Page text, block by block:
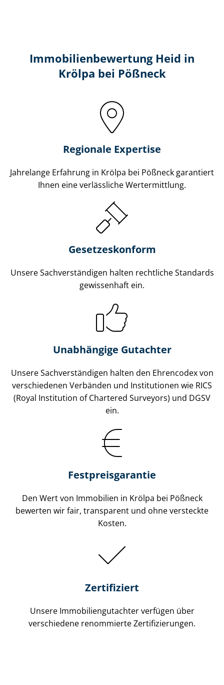
Immobilien­bewertung Heid in
Krölpa bei Pößneck
Regionale Expertise
Jahrelange Erfahrung in Krölpa bei Pößneck garantiert
Ihnen eine verlässliche Wertermittlung.
Gesetzes­konform
Unsere Sach­ver­stän­di­gen halten rechtliche Standards
gewissenhaft ein.
Unabhängige Gutachter
Unsere Sach­ver­stän­di­gen halten den Ehrencodex von
verschiedenen Verbänden und Institutionen wie RICS
(Royal Institution of Chartered Surveyors) und DGSV
ein.
Festpreis​garantie
Den Wert von Immobilien in Krölpa bei Pößneck
bewerten wir fair, transparent und ohne versteckte
Kosten.
Zertifiziert
Unsere Immobilien­gutachter verfügen über
verschiedene renommierte Zer­ti­fi­zie­run­gen.